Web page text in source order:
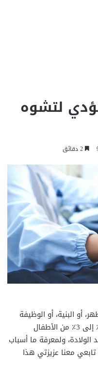
لتشوه
أو البنية، أو الوظيفة
الموجودة عند الولادة، حيث يُظهر 2٪ إلى 3٪ من الأطفال
الولادة، ولمعرفة ما أسباب
معنا عزيزتي هذا